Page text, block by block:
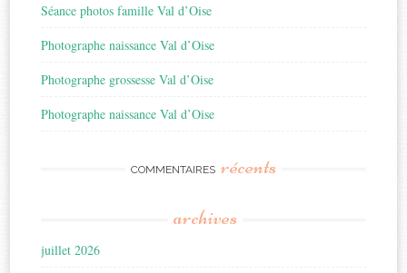
Séance photos famille Val d’Oise
Photographe naissance Val d’Oise
Photographe grossesse Val d’Oise
Photographe naissance Val d’Oise
COMMENTAIRES récents
archives
juillet 2026